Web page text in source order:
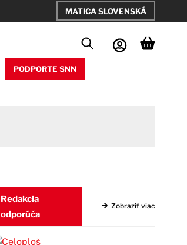
MATICA SLOVENSKÁ
PODPORTE SNN
Redakcia
odporúča
Zobraziť viac